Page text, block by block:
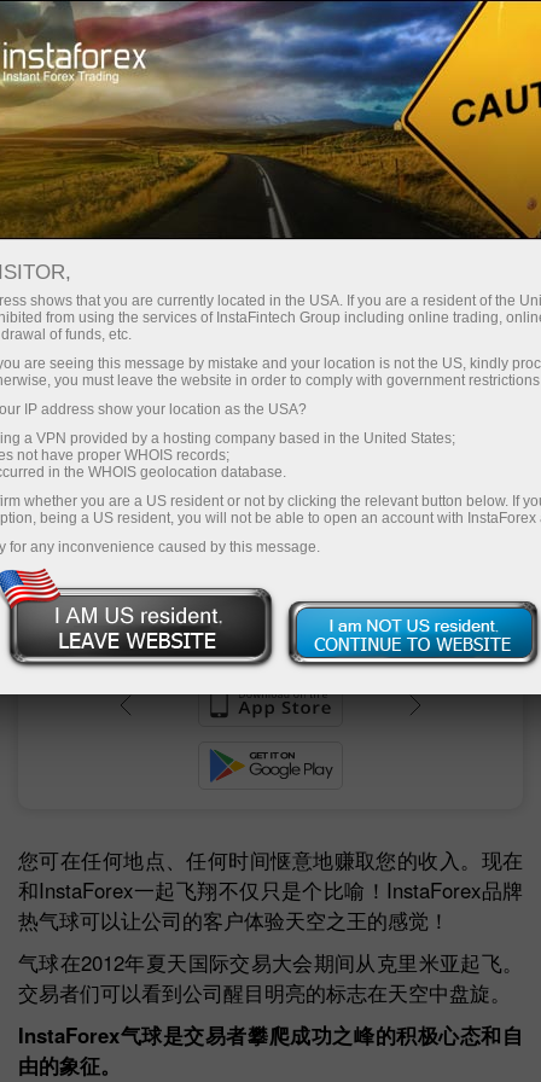
广告系列 事件 InstaForex 气球
InstaForex：接近太阳
在2012年夏天的国际交易会议上，InstaForex公司
展示了印有公司标志的品牌宣传热气球。
与InstaForex交易是脱离日常事务、工作烦恼和财
务问题，投入您最喜爱活动的机会。
您可在任何地点、任何时间惬意地赚取您的收入。现在
和InstaForex一起飞翔不仅只是个比喻！InstaForex品牌
热气球可以让公司的客户体验天空之王的感觉！
气球在2012年夏天国际交易大会期间从克里米亚起飞。
交易者们可以看到公司醒目明亮的标志在天空中盘旋。
InstaForex气球是交易者攀爬成功之峰的积极心态和自
由的象征。
shows that you are currently located in the USA. If you are a resident of the
from using the services of InstaFintech Group including online trading,
of funds, etc.
are seeing this message by mistake and your location is not the US, kindly
you must leave the website in order to comply with government
IP address show your location as the USA?
a VPN provided by a hosting company based in the United States;
not have proper WHOIS records;
in the WHOIS geolocation database.
whether you are a US resident or not by clicking the relevant button below. If
being a US resident, you will not be able to open an account with InstaForex
for any inconvenience caused by this message.